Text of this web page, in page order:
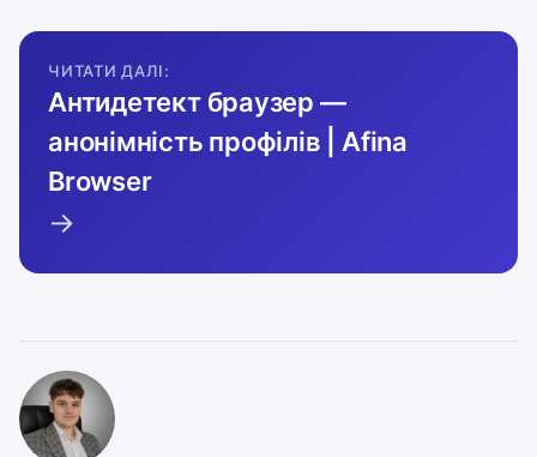
ЧИТАТИ ДАЛІ:
Антидетект браузер —
анонімність профілів | Afina
Browser
→